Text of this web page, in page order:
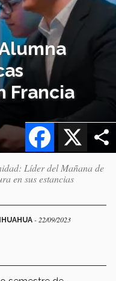
Francia
X
Facebook
Líder del Mañana de
en sus estancias
- 22/09/2023